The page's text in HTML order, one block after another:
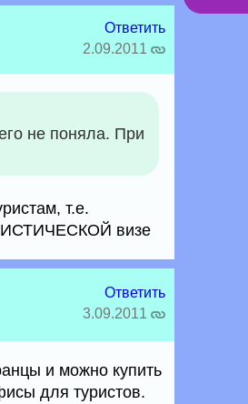
Ответить
2.09.2011
не поняла. При
т.е.
визе
Ответить
3.09.2011
и можно купить
для туристов.